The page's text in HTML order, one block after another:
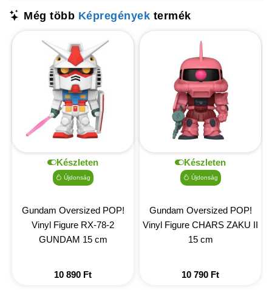
Még több Képregények termék
Készleten
Újdonság
Gundam Oversized POP!
Vinyl Figure RX-78-2
GUNDAM 15 cm
10 890 Ft
Készleten
Újdonság
Gundam Oversized POP!
Vinyl Figure CHARS ZAKU II
15 cm
10 790 Ft